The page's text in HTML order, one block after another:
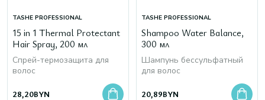
TASHE PROFESSIONAL
15 in 1 Thermal Protectant
Hair Spray, 200 мл
Спрей-термозащита для
волос
28,20BYN
TASHE PROFESSIONAL
Shampoo Water Balance,
300 мл
Шампунь бессульфатный
для волос
20,89BYN